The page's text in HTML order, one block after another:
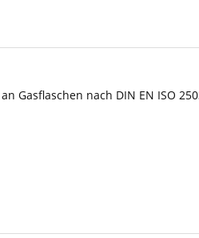
Gasflaschen nach DIN EN ISO